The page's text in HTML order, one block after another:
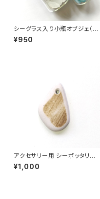
シーグラス入り小瓶オブジェ（
水色系or白色系 ）BZ-001
¥950
アクセサリー用 シーポッタリー
素材 PAS-1
¥1,000